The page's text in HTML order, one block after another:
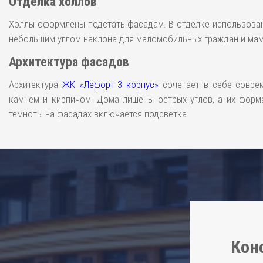
Холлы оформлены подстать фасадам. В отделке
небольшим углом наклона для маломобильных граждан и
Архитектура фасадов
Архитектура ЖК «Лефорт 3 корпус» сочетает в себе
камнем и кирпичом. Дома лишены острых углов, а их
темноты на фасадах включается подсветка.